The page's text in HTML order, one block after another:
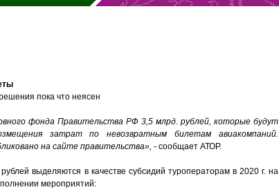
пока что неясен
фонда Правительства РФ 3,5 млрд. рублей, которые будут
затрат по невозвратным билетам авиакомпаний.
на сайте правительства», - сообщает АТОР.
выделяются в качестве субсидий туроператорам в 2020 г. на
мероприятий: